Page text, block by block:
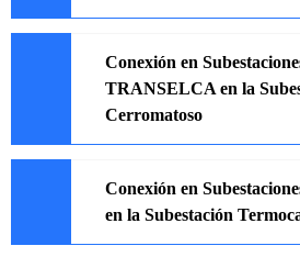
Conexión en
TRANSELCA en la
Cerromatoso
Conexión en
en la Subestación